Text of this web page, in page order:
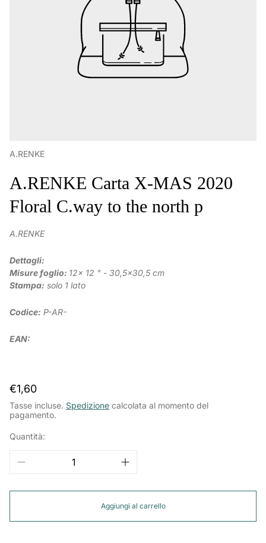
A.RENKE
A.RENKE Carta X-MAS 2020
Floral C.way to the north p
A.RENKE
Dettagli:
Misure foglio: 12x 12 " - 30,5x30,5 cm
Stampa: solo 1 lato
Codice: P-AR-
EAN:
Prezzo
normale
€1,60
Tasse incluse. Spedizione calcolata al momento del
pagamento.
Quantità:
Aggiungi al carrello